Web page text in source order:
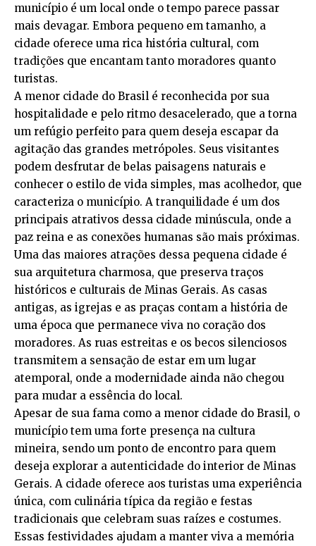
município é um local onde o tempo parece passar
mais devagar. Embora pequeno em tamanho, a
cidade oferece uma rica história cultural, com
tradições que encantam tanto moradores quanto
turistas.
A menor cidade do Brasil é reconhecida por sua
hospitalidade e pelo ritmo desacelerado, que a torna
um refúgio perfeito para quem deseja escapar da
agitação das grandes metrópoles. Seus visitantes
podem desfrutar de belas paisagens naturais e
conhecer o estilo de vida simples, mas acolhedor, que
caracteriza o município. A tranquilidade é um dos
principais atrativos dessa cidade minúscula, onde a
paz reina e as conexões humanas são mais próximas.
Uma das maiores atrações dessa pequena cidade é
sua arquitetura charmosa, que preserva traços
históricos e culturais de Minas Gerais. As casas
antigas, as igrejas e as praças contam a história de
uma época que permanece viva no coração dos
moradores. As ruas estreitas e os becos silenciosos
transmitem a sensação de estar em um lugar
atemporal, onde a modernidade ainda não chegou
para mudar a essência do local.
Apesar de sua fama como a menor cidade do Brasil, o
município tem uma forte presença na cultura
mineira, sendo um ponto de encontro para quem
deseja explorar a autenticidade do interior de Minas
Gerais. A cidade oferece aos turistas uma experiência
única, com culinária típica da região e festas
tradicionais que celebram suas raízes e costumes.
Essas festividades ajudam a manter viva a memória